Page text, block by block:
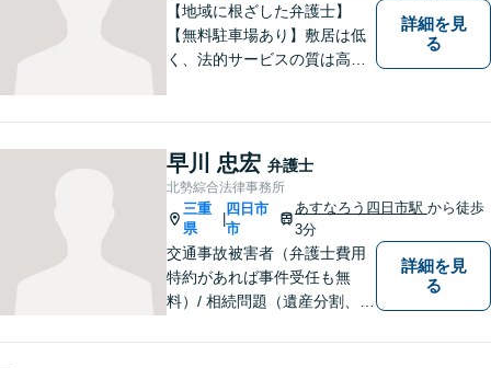
【地域に根ざした弁護士】
【無料駐車場あり】敷居は低
く、法的サービスの質は高く
題／離婚問題／相続問題／企
業法務など、幅広く対応可
能。【明確な料金体系】どう
ぞご連絡ください。
詳細を見
る
早川 忠宏 弁護士
北勢綜合法律事務所
三重
県
四日市
市
あすなろう四日市駅 から徒歩
3分
交通事故被害者（弁護士費用
特約があれば事件受任も無
料）/ 相続問題（遺産分割、遺
さい。
詳細を見
る